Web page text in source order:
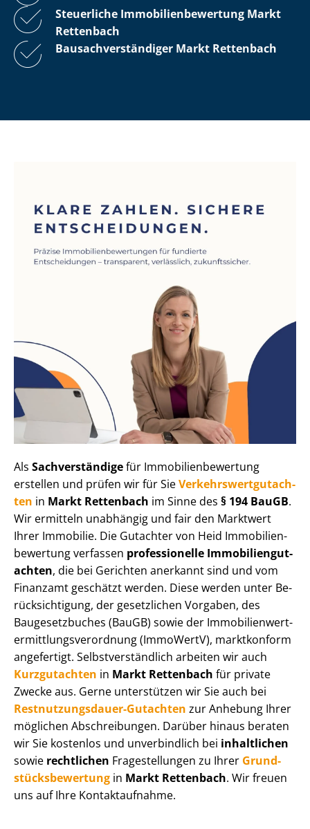
Steuerliche Im­mo­bi­li­en­be­wer­tung Markt
Rettenbach
Bau­sach­ver­stän­di­ger Markt Rettenbach
Als Sachverständigefür Im­mo­bi­li­en­be­wer­tung
erstellen und prüfen wir für SieVer­kehrs­wert­gut­ach­
ten in Markt Rettenbach im Sinne des § 194 BauGB.
Wir ermitteln unabhängig und fair den Marktwert
Ihrer Immobilie. Die Gutachter von Heid Im­mo­bi­li­en­
be­wer­tung verfassen professionelle Im­mo­bi­li­en­gut­
ach­ten, die bei Gerichten anerkannt sind und vom
Finanzamt geschätzt werden. Diese werden unter Be­
rück­sich­ti­gung, der gesetzlichen Vorgaben, des
Baugesetzbuches (BauGB) sowie der Im­mo­bi­li­en­wert­
ermitt­lungs­ver­ord­nung (ImmoWertV), marktkonform
angefertigt. Selbst­ver­ständ­lich arbeiten wir auch
Kurzgutachten in Markt Rettenbach für private
Zwecke aus. Gerne unterstützen wir Sie auch bei
Rest­nut­zungs­dau­er-Gutachten zur Anhebung Ihrer
möglichen Abschreibungen. Darüber hinaus beraten
wir Sie kostenlos und unverbindlich bei inhaltlichen
sowie rechtlichen Fragestellungen zu Ihrer Grund­
stücks­be­wer­tung in Markt Rettenbach. Wir freuen
uns auf Ihre Kontaktaufnahme.